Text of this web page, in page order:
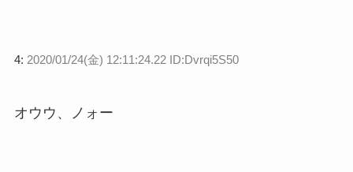
4: 2020/01/24(金) 12:11:24.22 ID:Dvrqi5S50
オウウ、ノォー